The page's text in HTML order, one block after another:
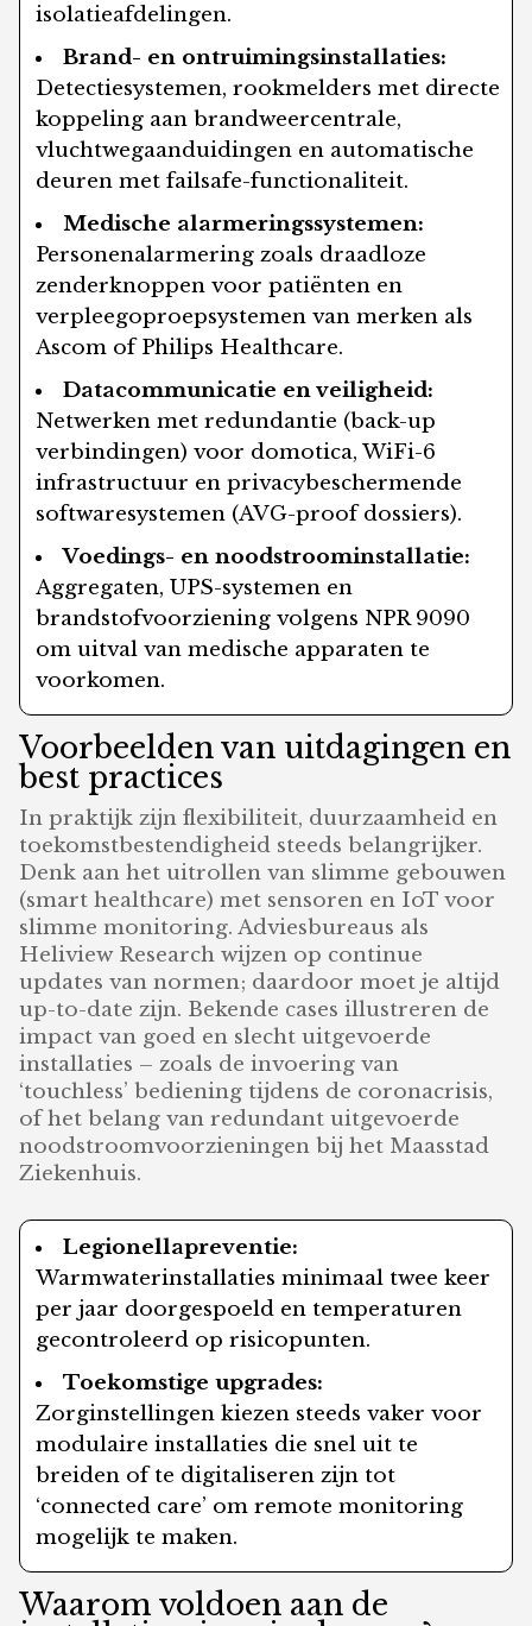
isolatieafdelingen.
Brand- en ontruimingsinstallaties:
Detectiesystemen, rookmelders met directe
koppeling aan brandweercentrale,
vluchtwegaanduidingen en automatische
deuren met failsafe-functionaliteit.
Medische alarmeringssystemen:
Personenalarmering zoals draadloze
zenderknoppen voor patiënten en
verpleegoproepsystemen van merken als
Ascom of Philips Healthcare.
Datacommunicatie en veiligheid:
Netwerken met redundantie (back-up
verbindingen) voor domotica, WiFi-6
infrastructuur en privacybeschermende
softwaresystemen (AVG-proof dossiers).
Voedings- en noodstroominstallatie:
Aggregaten, UPS-systemen en
brandstofvoorziening volgens NPR 9090
om uitval van medische apparaten te
voorkomen.
Voorbeelden van uitdagingen en
best practices
In praktijk zijn flexibiliteit, duurzaamheid en
toekomstbestendigheid steeds belangrijker.
Denk aan het uitrollen van slimme gebouwen
(smart healthcare) met sensoren en IoT voor
slimme monitoring. Adviesbureaus als
Heliview Research wijzen op continue
updates van normen; daardoor moet je altijd
up-to-date zijn. Bekende cases illustreren de
impact van goed en slecht uitgevoerde
installaties – zoals de invoering van
‘touchless’ bediening tijdens de coronacrisis,
of het belang van redundant uitgevoerde
noodstroomvoorzieningen bij het Maasstad
Ziekenhuis.
Legionellapreventie:
Warmwaterinstallaties minimaal twee keer
per jaar doorgespoeld en temperaturen
gecontroleerd op risicopunten.
Toekomstige upgrades:
Zorginstellingen kiezen steeds vaker voor
modulaire installaties die snel uit te
breiden of te digitaliseren zijn tot
‘connected care’ om remote monitoring
mogelijk te maken.
Waarom voldoen aan de